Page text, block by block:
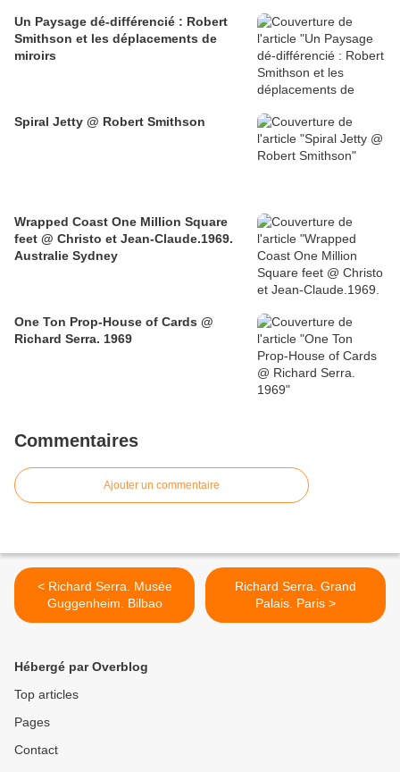
Un Paysage dé-différencié : Robert
Smithson et les déplacements de
miroirs
Spiral Jetty @ Robert Smithson
Wrapped Coast One Million Square
feet @ Christo et Jean-Claude.1969.
Australie Sydney
One Ton Prop-House of Cards @
Richard Serra. 1969
Commentaires
Ajouter un commentaire
< Richard Serra. Musée
Guggenheim. Bilbao
Richard Serra. Grand
Palais. Paris >
Hébergé par Overblog
Top articles
Pages
Contact